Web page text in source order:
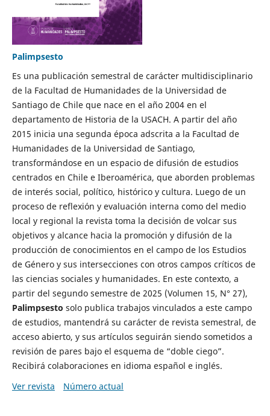
Palimpsesto
Es una publicación semestral de carácter multidisciplinario
de la Facultad de Humanidades de la Universidad de
Santiago de Chile que nace en el año 2004 en el
departamento de Historia de la USACH. A partir del año
2015 inicia una segunda época adscrita a la Facultad de
Humanidades de la Universidad de Santiago,
transformándose en un espacio de difusión de estudios
centrados en Chile e Iberoamérica, que aborden problemas
de interés social, político, histórico y cultura. Luego de un
proceso de reflexión y evaluación interna como del medio
local y regional la revista toma la decisión de volcar sus
objetivos y alcance hacia la promoción y difusión de la
producción de conocimientos en el campo de los Estudios
de Género y sus intersecciones con otros campos críticos de
las ciencias sociales y humanidades. En este contexto, a
partir del segundo semestre de 2025 (Volumen 15, N° 27),
Palimpsesto solo publica trabajos vinculados a este campo
de estudios, mantendrá su carácter de revista semestral, de
acceso abierto, y sus artículos seguirán siendo sometidos a
revisión de pares bajo el esquema de “doble ciego”.
Recibirá colaboraciones en idioma español e inglés.
Ver revista
Número actual